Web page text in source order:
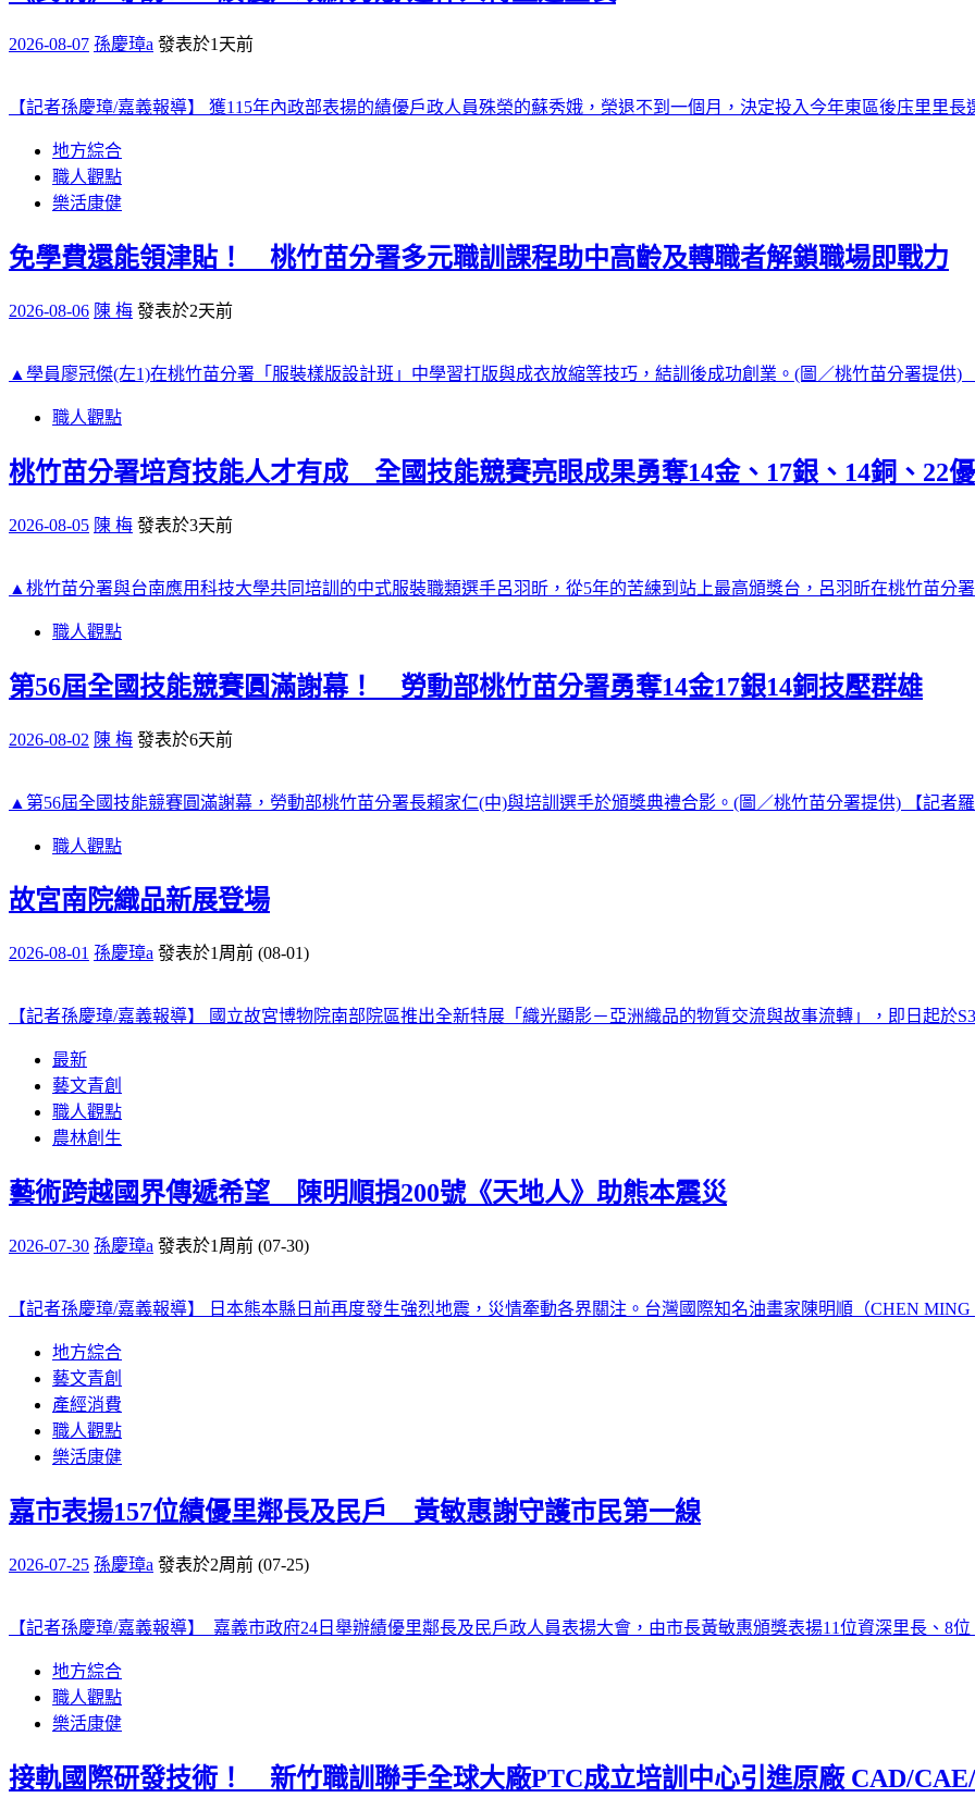
2026-08-07 孫慶璋a 發表於1天前
【記者孫慶璋/嘉義報導】 獲115年內政部表揚的績優戶政人員殊榮的蘇秀娥，榮退不到一個月，決定投入今年東區後庒里里
地方綜合
職人觀點
樂活康健
免學費還能領津貼！ 桃竹苗分署多元職訓課程助中高齡及轉職者解鎖職場即戰力
2026-08-06 陳 梅 發表於2天前
▲學員廖冠傑(左1)在桃竹苗分署「服裝樣版設計班」中學習打版與成衣放縮等技巧，結訓後成功創業。(圖／桃竹苗分署提供)
職人觀點
桃竹苗分署培育技能人才有成 全國技能競賽亮眼成果勇奪14金、17銀、14銅、22
2026-08-05 陳 梅 發表於3天前
▲桃竹苗分署與台南應用科技大學共同培訓的中式服裝職類選手呂羽昕，從5年的苦練到站上最高頒獎台，呂羽昕在桃竹苗分
職人觀點
第56屆全國技能競賽圓滿謝幕！ 勞動部桃竹苗分署勇奪14金17銀14銅技壓群雄
2026-08-02 陳 梅 發表於6天前
▲第56屆全國技能競賽圓滿謝幕，勞動部桃竹苗分署長賴家仁(中)與培訓選手於頒獎典禮合影。(圖／桃竹苗分署提供) 【記者
職人觀點
故宮南院織品新展登場
2026-08-01 孫慶璋a 發表於1周前 (08-01)
【記者孫慶璋/嘉義報導】 國立故宮博物院南部院區推出全新特展「織光顯影－亞洲織品的物質交流與故事流轉」，即日起於
最新
藝文青創
職人觀點
農林創生
藝術跨越國界傳遞希望 陳明順捐200號《天地人》助熊本震災
2026-07-30 孫慶璋a 發表於1周前 (07-30)
【記者孫慶璋/嘉義報導】 日本熊本縣日前再度發生強烈地震，災情牽動各界關注。台灣國際知名油畫家陳明順（CHEN
地方綜合
藝文青創
產經消費
職人觀點
樂活康健
嘉市表揚157位績優里鄰長及民戶 黃敏惠謝守護市民第一線
2026-07-25 孫慶璋a 發表於2周前 (07-25)
【記者孫慶璋/嘉義報導】 嘉義市政府24日舉辦績優里鄰長及民戶政人員表揚大會，由市長黃敏惠頒獎表揚11位資深里長、8
地方綜合
職人觀點
樂活康健
接軌國際研發技術！ 新竹職訓聯手全球大廠PTC成立培訓中心引進原廠 CAD/